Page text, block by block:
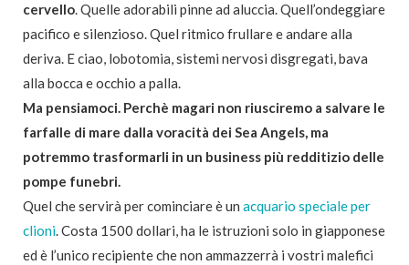
cervello. Quelle adorabili pinne ad aluccia. Quell’ondeggiare
pacifico e silenzioso. Quel ritmico frullare e andare alla
deriva. E ciao, lobotomia, sistemi nervosi disgregati, bava
alla bocca e occhio a palla.
Ma pensiamoci. Perchè magari non riusciremo a salvare le
farfalle di mare dalla voracità dei Sea Angels, ma
potremmo trasformarli in un business più redditizio delle
pompe funebri.
Quel che servirà per cominciare è un acquario speciale per
clioni. Costa 1500 dollari, ha le istruzioni solo in giapponese
ed è l’unico recipiente che non ammazzerrà i vostri malefici